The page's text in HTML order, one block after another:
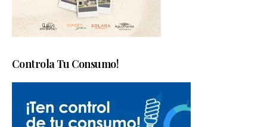
Controla Tu Consumo!